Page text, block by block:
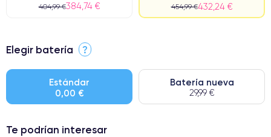
404,99 €384,74 € 454,99 €432,24 €
⭐ Premium
● Batería: uso intensivo.
● Solo el 5% de nuestros teléfonos tienen una categoría Premium.
Elegir batería ?
Estándar
0,00 €
Batería nueva
29,99 €
Te podrían interesar